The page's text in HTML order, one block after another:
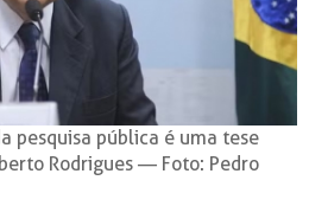
pesquisa pública é uma tese
Rodrigues — Foto: Pedro